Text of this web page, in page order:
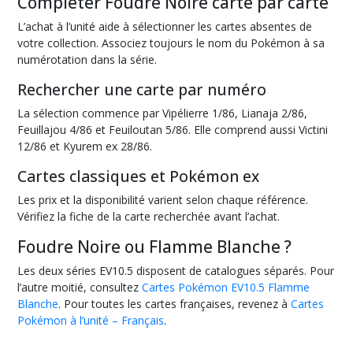
L’achat à l’unité aide à sélectionner les cartes absentes de
votre collection. Associez toujours le nom du Pokémon à sa
numérotation dans la série.
Rechercher une carte par numéro
La sélection commence par Vipélierre 1/86, Lianaja 2/86,
Feuillajou 4/86 et Feuiloutan 5/86. Elle comprend aussi Victini
12/86 et Kyurem ex 28/86.
Cartes classiques et Pokémon ex
Les prix et la disponibilité varient selon chaque référence.
Vérifiez la fiche de la carte recherchée avant l’achat.
Foudre Noire ou Flamme Blanche ?
Les deux séries EV10.5 disposent de catalogues séparés. Pour
l’autre moitié, consultez Cartes Pokémon EV10.5 Flamme
Blanche. Pour toutes les cartes françaises, revenez à Cartes
Pokémon à l’unité – Français.